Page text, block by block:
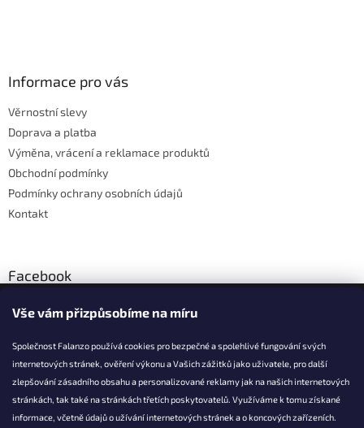
Vše vám přizpůsobíme na míru
Společnost Falanzo používá cookies pro bezpečné a spolehlivé fungování svých
internetových stránek, ověření výkonu a Vašich zážitků jako uživatele, pro další
zlepšování zásadního obsahu a personalizované reklamy jak na našich internetových
stránkách, tak také na stránkách třetích poskytovatelů. Využíváme k tomu získané
informace, včetně údajů o užívání internetových stránek a o koncových zařízeních.
Informace pro vás
Věrnostní slevy
Doprava a platba
Výměna, vrácení a reklamace produktů
Obchodní podmínky
Podmínky ochrany osobních údajů
Kontakt
Facebook
KONTAKT
info@falanzo.cz